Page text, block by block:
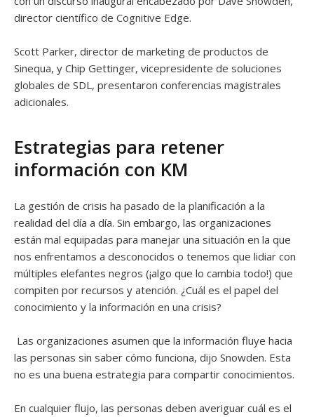
director científico de Cognitive Edge.
Scott Parker, director de marketing de productos de
Sinequa, y Chip Gettinger, vicepresidente de soluciones
globales de SDL, presentaron conferencias magistrales
adicionales.
Estrategias para retener
información con KM
La gestión de crisis ha pasado de la planificación a la
realidad del día a día. Sin embargo, las organizaciones
están mal equipadas para manejar una situación en la que
nos enfrentamos a desconocidos o tenemos que lidiar con
múltiples elefantes negros (¡algo que lo cambia todo!) que
compiten por recursos y atención. ¿Cuál es el papel del
conocimiento y la información en una crisis?
Las organizaciones asumen que la información fluye hacia
las personas sin saber cómo funciona, dijo Snowden. Esta
no es una buena estrategia para compartir conocimientos.
En cualquier flujo, las personas deben averiguar cuál es el